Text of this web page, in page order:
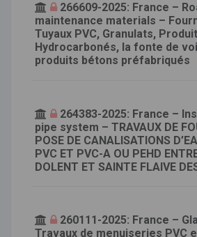
266609-2025: France –
maintenance materials –
Tuyaux PVC, Granulats,
Hydrocarbonés, la fonte de
produits bétons préfabriqués
264383-2025: France –
pipe system – TRAVAUX DE
POSE DE CANALISATIONS
PVC ET PVC-A OU PEHD
DOLENT ET SAINTE FLAIVE
260111-2025: France –
Travaux de menuiseries PVC